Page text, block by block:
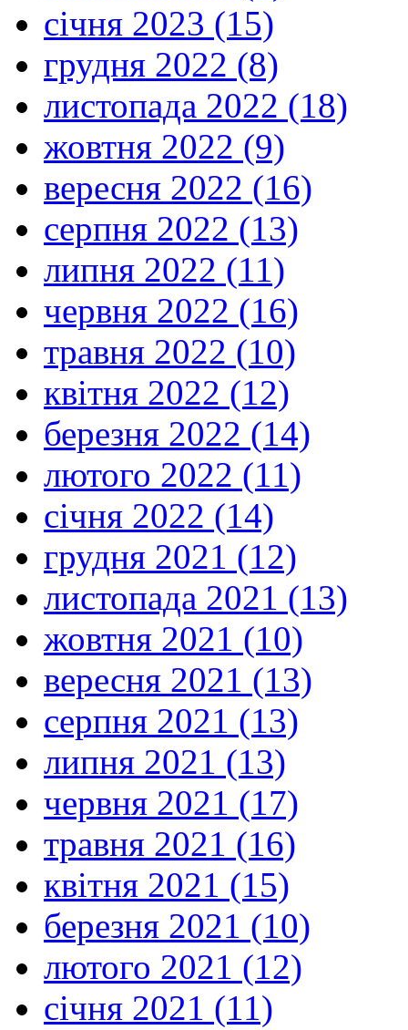
січня 2023 (15)
грудня 2022 (8)
листопада 2022 (18)
жовтня 2022 (9)
вересня 2022 (16)
серпня 2022 (13)
липня 2022 (11)
червня 2022 (16)
травня 2022 (10)
квітня 2022 (12)
березня 2022 (14)
лютого 2022 (11)
січня 2022 (14)
грудня 2021 (12)
листопада 2021 (13)
жовтня 2021 (10)
вересня 2021 (13)
серпня 2021 (13)
липня 2021 (13)
червня 2021 (17)
травня 2021 (16)
квітня 2021 (15)
березня 2021 (10)
лютого 2021 (12)
січня 2021 (11)